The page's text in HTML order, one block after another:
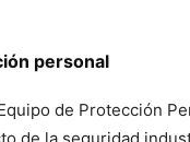
personal
de Protección